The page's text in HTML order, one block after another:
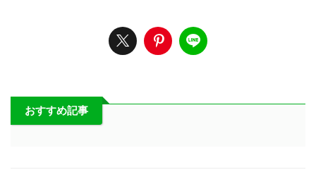
おすすめ記事